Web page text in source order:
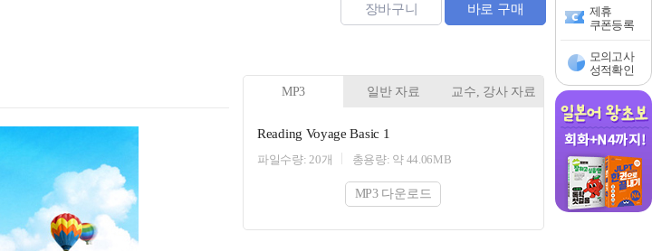
제휴
쿠폰등록
모의고사
성적확인
장바구니 바로 구매
MP3 일반 자료 교수, 강사 자료
Reading Voyage Basic 1
파일수량: 20개 총용량: 약 44.06MB
MP3 다운로드